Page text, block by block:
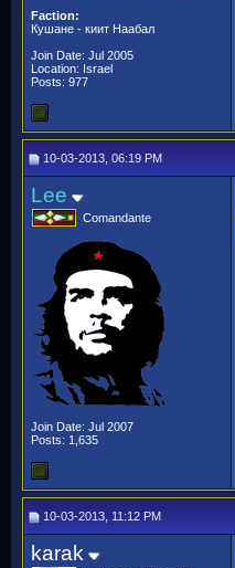
Faction:
Кушане - киит Наабал
Join Date: Jul 2005
Location: Israel
Posts: 977
10-03-2013, 06:19 PM
Lee
Comandante
Join Date: Jul 2007
Posts: 1,635
10-03-2013, 11:12 PM
karak